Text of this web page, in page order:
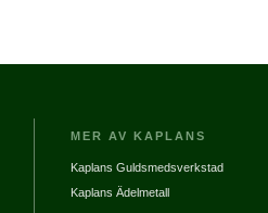
MER AV KAPLANS
Kaplans Guldsmedsverkstad
Kaplans Ädelmetall